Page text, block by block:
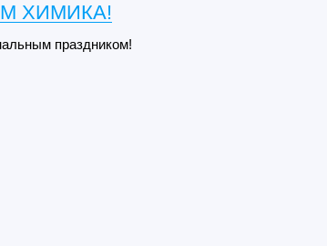
ХИМИКА!
праздником!